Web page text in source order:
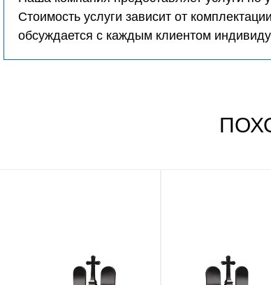
Стоимость услуги зависит от
обсуждается с каждым клиентом